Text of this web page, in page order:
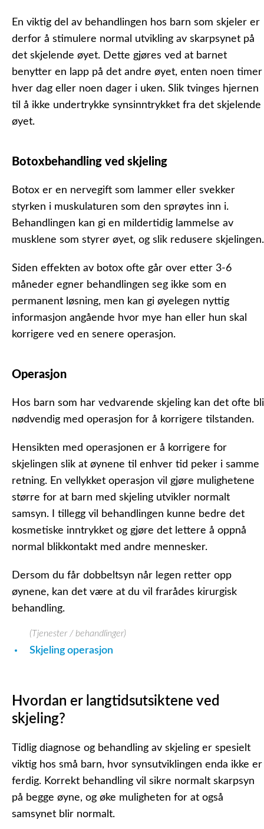
En viktig del av behandlingen hos barn som skjeler er
derfor å stimulere normal utvikling av skarpsynet på
det skjelende øyet. Dette gjøres ved at barnet
benytter en lapp på det andre øyet, enten noen timer
hver dag eller noen dager i uken. Slik tvinges hjernen
til å ikke undertrykke synsinntrykket fra det skjelende
øyet.
Botoxbehandling ved skjeling
Botox er en nervegift som lammer eller svekker
styrken i muskulaturen som den sprøytes inn i.
Behandlingen kan gi en mildertidig lammelse av
musklene som styrer øyet, og slik redusere skjelingen.
Siden effekten av botox ofte går over etter 3-6
måneder egner behandlingen seg ikke som en
permanent løsning, men kan gi øyelegen nyttig
informasjon angående hvor mye han eller hun skal
korrigere ved en senere operasjon.
Operasjon
Hos barn som har vedvarende skjeling kan det ofte bli
nødvendig med operasjon for å korrigere tilstanden.
Hensikten med operasjonen er å korrigere for
skjelingen slik at øynene til enhver tid peker i samme
retning. En vellykket operasjon vil gjøre mulighetene
større for at barn med skjeling utvikler normalt
samsyn. I tillegg vil behandlingen kunne bedre det
kosmetiske inntrykket og gjøre det lettere å oppnå
normal blikkontakt med andre mennesker.
Dersom du får dobbeltsyn når legen retter opp
øynene, kan det være at du vil frarådes kirurgisk
behandling.
(Tjenester / behandlinger)
Skjeling operasjon
Hvordan er langtidsutsiktene ved
skjeling?
Tidlig diagnose og behandling av skjeling er spesielt
viktig hos små barn, hvor synsutviklingen enda ikke er
ferdig. Korrekt behandling vil sikre normalt skarpsyn
på begge øyne, og øke muligheten for at også
samsynet blir normalt.